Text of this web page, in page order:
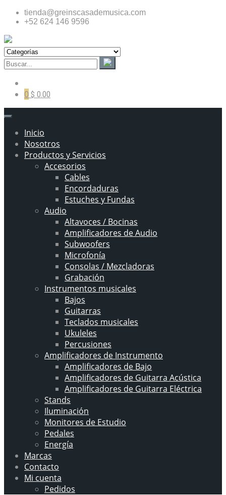
tienda@greinscasademusica.com
+52 624 146 9596
0 $ 0.00
Inicio
Nosotros
Productos y Servicios
Accesorios
Cables
Encordaduras
Estuches y Fundas
Audio
Altavoces / Bocinas
Amplificadores de Audio
Subwoofers
Microfonía
Consolas / Mezcladoras
Grabación
Instrumentos musicales
Bajos
Guitarras
Teclados musicales
Ukuleles
Percusiones
Amplificadores de Instrumento
Amplificadores de Bajo
Amplificadores de Guitarra Acústica
Amplificadores de Guitarra Eléctrica
Stands
Iluminación
Monitores de Estudio
Pedales
Energía
Marcas
Contacto
Mi cuenta
Pedidos